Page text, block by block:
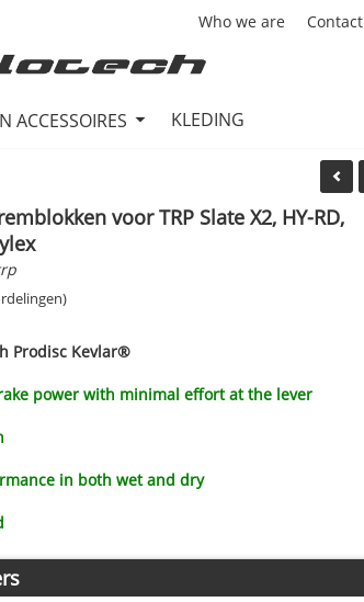
Who we are Contact
ACCESSOIRES KLEDING
voor TRP Slate X2, HY-RD,
Prodisc Kevlar®
power with minimal effort at the lever
in both wet and dry